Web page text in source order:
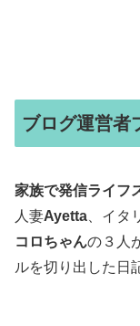
ブログ運営者
家族で発信ライフ
人妻Ayetta 、イタ
コロちゃんの３人
ルを切り出した日